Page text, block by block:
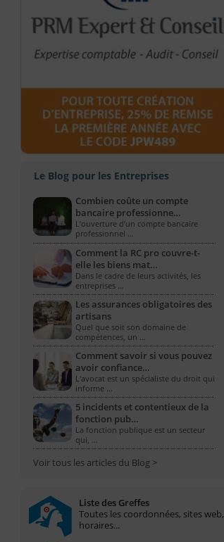
Le Blog pour les Entreprises
Combien coûte un compte
bancaire professionne…
L’ouverture d’un compte bancaire
professionnel …
Comment la RC pro couvre-t-
elle les biens mat…
Dans le cadre de leurs activités, les
entreprises …
Les assurances obligatoires des
artisans
Quel que soit son domaine de
compétences, un …
Comment savoir si vous pouvez
avoir confiance…
L'avocat est un spécialiste du droit qui
informe …
5 incidents et contentieux de la
fonction pub…
La fonction publique est un secteur
qui, …
Voir tous les articles du Blog >
Liste des Greffes
Toutes les coordonnées, sites web,
horaires...